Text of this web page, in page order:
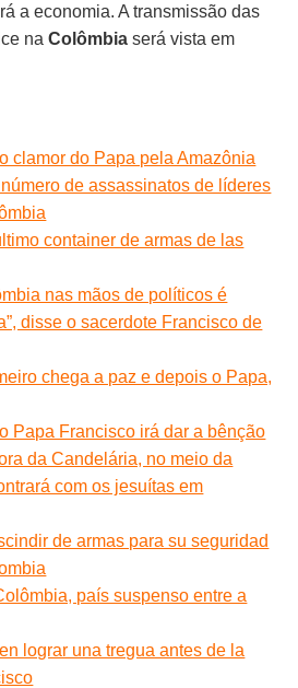
a economia. A transmissão das
na Colômbia será vista em
clamor do Papa pela Amazônia
de assassinatos de líderes
container de armas de las
nas mãos de políticos é
disse o sacerdote Francisco de
chega a paz e depois o Papa,
Papa Francisco irá dar a bênção
da Candelária, no meio da
com os jesuítas em
de armas para su seguridad
país suspenso entre a
lograr una tregua antes de la